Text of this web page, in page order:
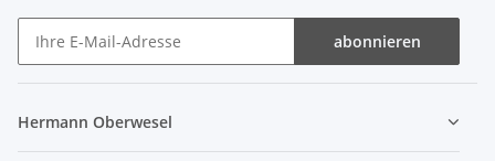
abonnieren
Hermann Oberwesel